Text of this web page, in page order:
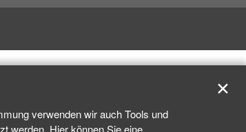
verwenden wir auch Tools und
werden. Hier können Sie eine
✕